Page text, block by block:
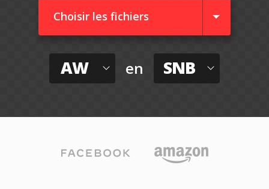
Choisir les fichiers
AW en SNB